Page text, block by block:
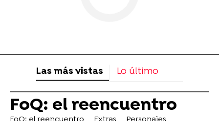
Las más vistas Lo último
FoQ: el reencuentro